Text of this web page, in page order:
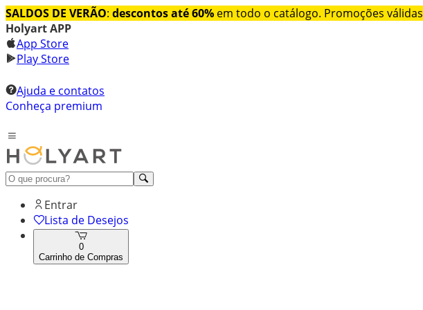
SALDOS DE VERÃO: descontos até 60% em todo o catálogo. Promoções válidas
Holyart APP
App Store
Play Store
Ajuda e contatos
Conheça premium
Entrar
Lista de Desejos
0
Carrinho de Compras